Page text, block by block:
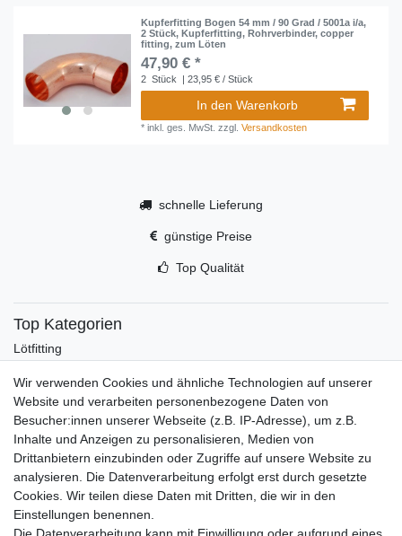
Kupferfitting Bogen 54 mm / 90 Grad / 5001a i/a,
2 Stück, Kupferfitting, Rohrverbinder, copper
fitting, zum Löten
47,90 € *
2 Stück | 23,95 € / Stück
In den Warenkorb
*inkl. ges. MwSt. zzgl.Versandkosten
schnelle Lieferung
günstige Preise
Top Qualität
Top Kategorien
Lötfitting
Werkzeug
Kältetechnikzubehör
Kältefitting
Y-Verteiler
Mein Konto
Kontakt
Versandkosten
Wir verwenden Cookies und ähnliche Technologien auf unserer
Website und verarbeiten personenbezogene Daten von
Besucher:innen unserer Webseite (z.B. IP-Adresse), um z.B.
Inhalte und Anzeigen zu personalisieren, Medien von
Drittanbietern einzubinden oder Zugriffe auf unsere Website zu
analysieren. Die Datenverarbeitung erfolgt erst durch gesetzte
Cookies. Wir teilen diese Daten mit Dritten, die wir in den
Einstellungen benennen.